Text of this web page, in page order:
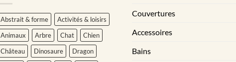
Abstrait & forme
Activités & loisirs
Animaux
Arbre Chat
Chien
Château
Dinosaure
Dragon
Couvertures
Accessoires
Bains